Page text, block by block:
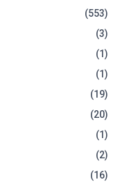
(553)
(3)
(1)
(1)
(19)
(20)
(1)
(2)
(16)